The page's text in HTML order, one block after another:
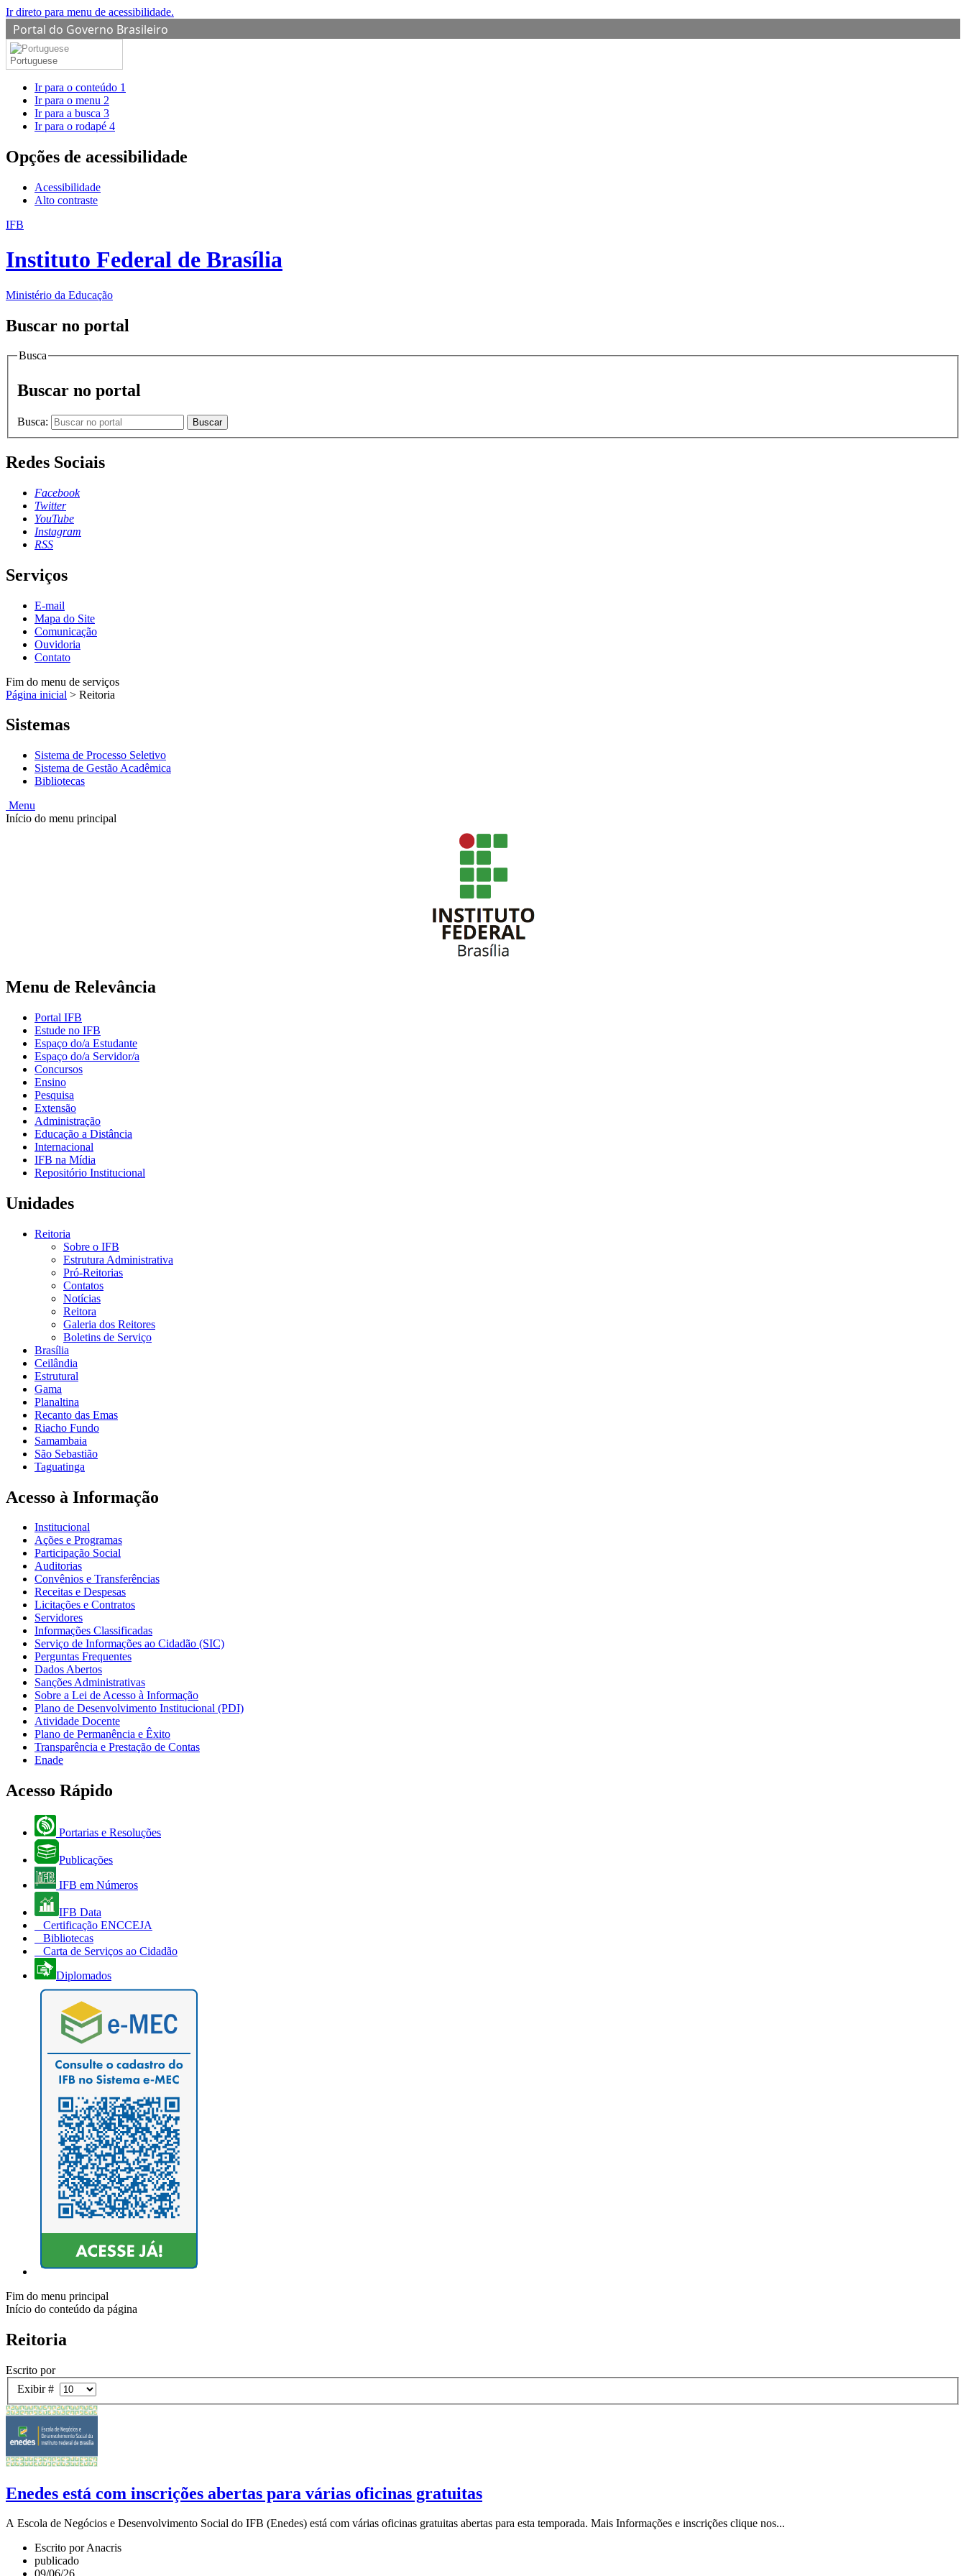
Ir direto para menu de acessibilidade.
Portal do Governo Brasileiro
Portuguese
Ir para o conteúdo 1
Ir para o menu 2
Ir para a busca 3
Ir para o rodapé 4
Opções de acessibilidade
Acessibilidade
Alto contraste
IFB
Instituto Federal de Brasília
Ministério da Educação
Buscar no portal
Busca
Buscar no portal
Busca: Buscar
Redes Sociais
Facebook
Twitter
YouTube
Instagram
RSS
Serviços
E-mail
Mapa do Site
Comunicação
Ouvidoria
Contato
Fim do menu de serviços
Página inicial > Reitoria
Sistemas
Sistema de Processo Seletivo
Sistema de Gestão Acadêmica
Bibliotecas
Menu
Início do menu principal
Menu de Relevância
Portal IFB
Estude no IFB
Espaço do/a Estudante
Espaço do/a Servidor/a
Concursos
Ensino
Pesquisa
Extensão
Administração
Educação a Distância
Internacional
IFB na Mídia
Repositório Institucional
Unidades
Reitoria
Sobre o IFB
Estrutura Administrativa
Pró-Reitorias
Contatos
Notícias
Reitora
Galeria dos Reitores
Boletins de Serviço
Brasília
Ceilândia
Estrutural
Gama
Planaltina
Recanto das Emas
Riacho Fundo
Samambaia
São Sebastião
Taguatinga
Acesso à Informação
Institucional
Ações e Programas
Participação Social
Auditorias
Convênios e Transferências
Receitas e Despesas
Licitações e Contratos
Servidores
Informações Classificadas
Serviço de Informações ao Cidadão (SIC)
Perguntas Frequentes
Dados Abertos
Sanções Administrativas
Sobre a Lei de Acesso à Informação
Plano de Desenvolvimento Institucional (PDI)
Atividade Docente
Plano de Permanência e Êxito
Transparência e Prestação de Contas
Enade
Acesso Rápido
Portarias e Resoluções
Publicações
IFB em Números
IFB Data
Certificação ENCCEJA
Bibliotecas
Carta de Serviços ao Cidadão
Diplomados
Fim do menu principal
Início do conteúdo da página
Reitoria
Escrito por
Exibir #
Enedes está com inscrições abertas para várias oficinas gratuitas
A Escola de Negócios e Desenvolvimento Social do IFB (Enedes) está com várias oficinas gratuitas abertas para esta temporada. Mais Informações e inscrições clique nos...
Escrito por Anacris
publicado